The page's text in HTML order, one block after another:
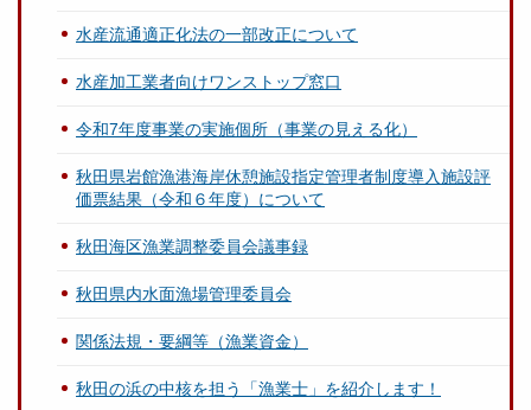
水産流通適正化法の一部改正について
水産加工業者向けワンストップ窓口
令和7年度事業の実施個所（事業の見える化）
秋田県岩館漁港海岸休憩施設指定管理者制度導入施設評
価票結果（令和６年度）について
秋田海区漁業調整委員会議事録
秋田県内水面漁場管理委員会
関係法規・要綱等（漁業資金）
秋田の浜の中核を担う「漁業士」を紹介します！